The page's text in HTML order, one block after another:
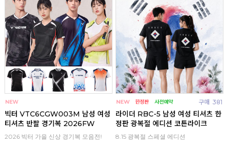
빅터 VTC6CGW003M 남성 여성
티셔츠 반팔 경기복 2026FW
2026 빅터 가을 신상 경기복 모음전!
구매 381
라이더 RBC-5 남성 여성 티셔츠 한
정판 광복절 에디션 코튼라이크
8.15 광복절 스페셜 에디션